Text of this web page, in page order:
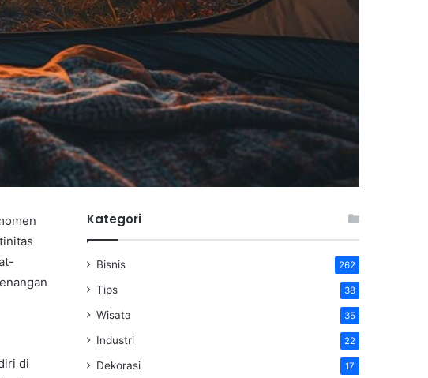
di
Kategori
Bisnis 262
Tips 38
Wisata 35
Industri 22
Dekorasi 17